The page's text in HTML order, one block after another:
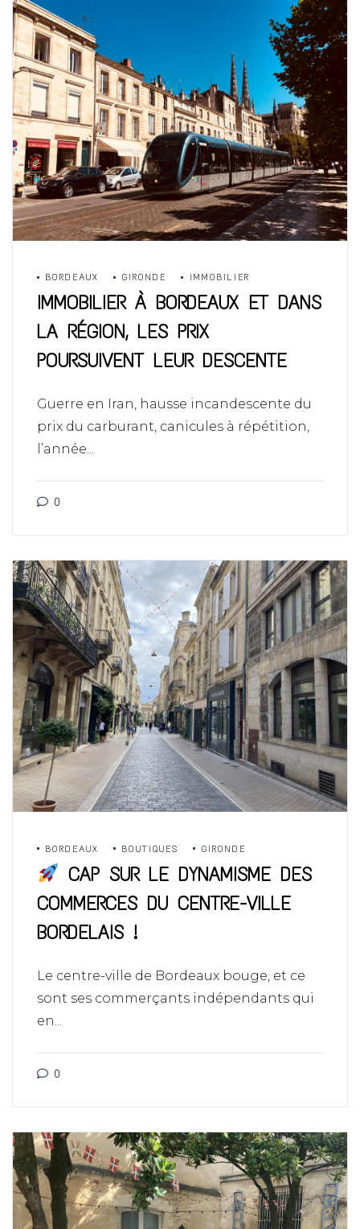
BORDEAUX GIRONDE IMMOBILIER
IMMOBILIER À BORDEAUX ET DANS
LA RÉGION, LES PRIX
POURSUIVENT LEUR DESCENTE
Guerre en Iran, hausse incandescente du
prix du carburant, canicules à répétition,
l’année...
0
BORDEAUX BOUTIQUES GIRONDE
CAP SUR LE DYNAMISME DES
COMMERCES DU CENTRE-VILLE
BORDELAIS !
Le centre-ville de Bordeaux bouge, et ce
sont ses commerçants indépendants qui
en...
0